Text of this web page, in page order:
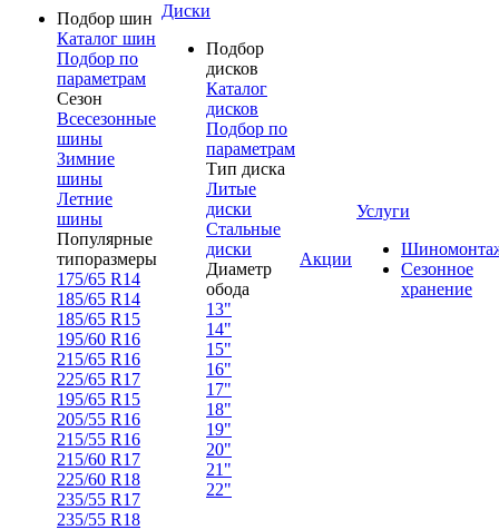
Подбор шин
Каталог шин
Подбор по
параметрам
Сезон
Всесезонные
шины
Зимние
шины
Летние
шины
Популярные
типоразмеры
175/65 R14
185/65 R14
185/65 R15
195/60 R16
215/65 R16
225/65 R17
195/65 R15
205/55 R16
215/55 R16
215/60 R17
225/60 R18
235/55 R17
235/55 R18
Диски
Подбор
дисков
Каталог
дисков
Подбор по
параметрам
Тип диска
Литые
диски
Стальные
диски
Диаметр
обода
13"
14"
15"
16"
17"
18"
19"
20"
21"
22"
Акции
Услуги
Сезонное
хранение